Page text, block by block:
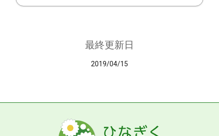
最終更新日
2019/04/15